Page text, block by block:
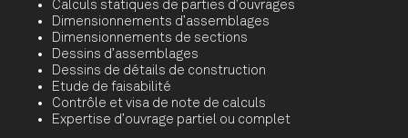
Calculs statiques de parties d’ouvrages
Dimensionnements d’assemblages
Dimensionnements de sections
Dessins d’assemblages
Dessins de détails de construction
Etude de faisabilité
Contrôle et visa de note de calculs
Expertise d’ouvrage partiel ou complet